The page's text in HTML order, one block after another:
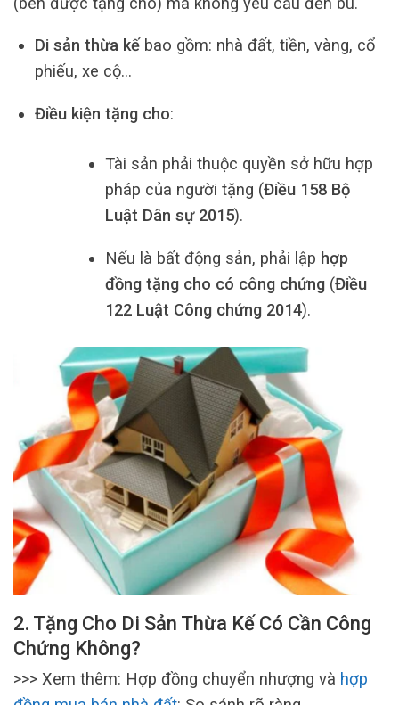
Di sản thừa kếbao gồm: nhà đất, tiền, vàng, cổ
phiếu, xe cộ…
Điều kiện tặng cho:
Tài sản phải thuộc quyền sở hữu hợp
pháp của người tặng (Điều 158 Bộ
Luật Dân sự 2015).
Nếu là bất động sản, phải lập hợp
đồng tặng cho có công chứng (Điều
122 Luật Công chứng 2014).
2. Tặng Cho Di Sản Thừa Kế Có Cần Công
Chứng Không?
>>> Xem thêm: Hợp đồng chuyển nhượng và hợp